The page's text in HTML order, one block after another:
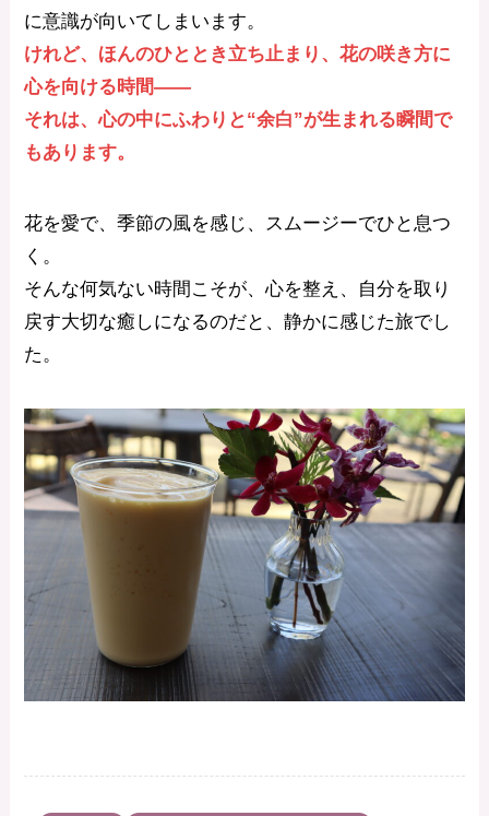
に意識が向いてしまいます。
けれど、ほんのひととき立ち止まり、花の咲き方に
心を向ける時間――
それは、心の中にふわりと“余白”が生まれる瞬間で
もあります。
花を愛で、季節の風を感じ、スムージーでひと息つ
く。
そんな何気ない時間こそが、心を整え、自分を取り
戻す大切な癒しになるのだと、静かに感じた旅でし
た。